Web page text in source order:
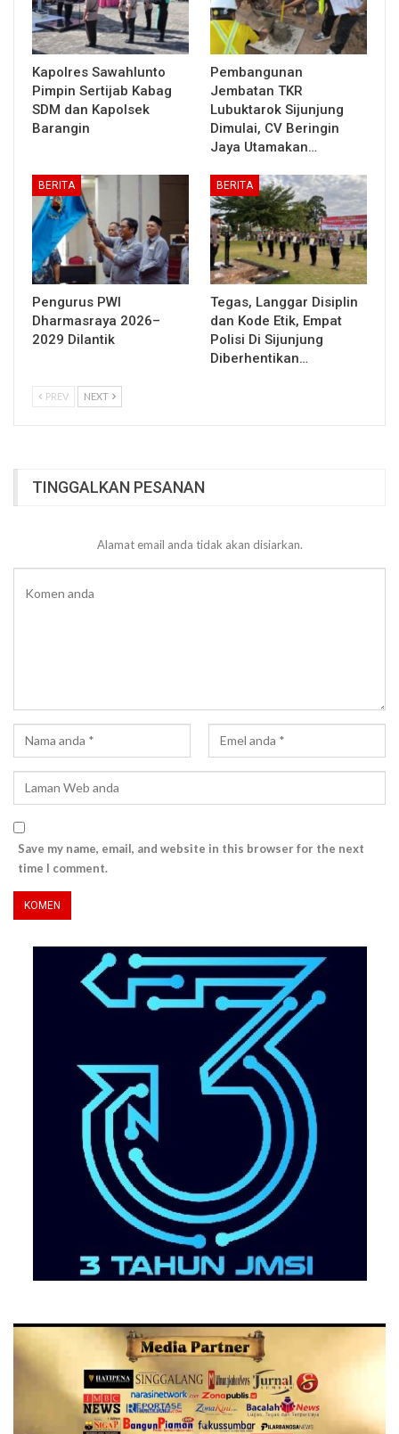
Kapolres Sawahlunto
Pimpin Sertijab Kabag
SDM dan Kapolsek
Barangin
Pembangunan
Jembatan TKR
Lubuktarok Sijunjung
Dimulai, CV Beringin
Jaya Utamakan…
BERITA
Pengurus PWI
Dharmasraya 2026–
2029 Dilantik
BERITA
Tegas, Langgar Disiplin
dan Kode Etik, Empat
Polisi Di Sijunjung
Diberhentikan…
PREV NEXT
TINGGALKAN PESANAN
Alamat email anda tidak akan disiarkan.
Save my name, email, and website in this browser for the next
time I comment.